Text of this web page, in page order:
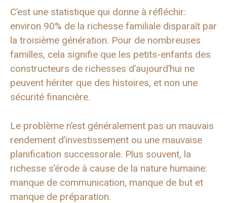
C’est une statistique qui donne à réfléchir:
environ 90% de la richesse familiale disparaît par
la troisième génération. Pour de nombreuses
familles, cela signifie que les petits-enfants des
constructeurs de richesses d’aujourd’hui ne
peuvent hériter que des histoires, et non une
sécurité financière.
Le problème n’est généralement pas un mauvais
rendement d’investissement ou une mauvaise
planification successorale. Plus souvent, la
richesse s’érode à cause de la nature humaine:
manque de communication, manque de but et
manque de préparation.